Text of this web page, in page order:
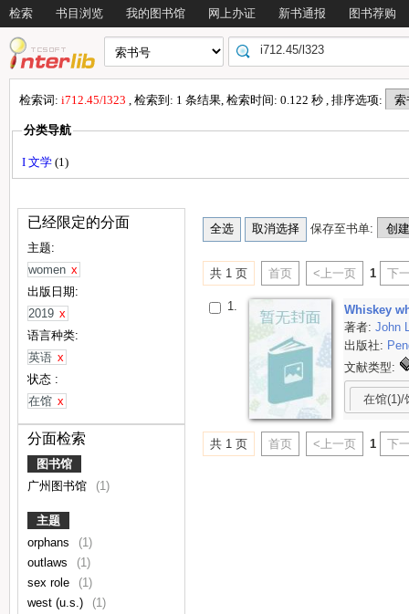
检索 书目浏览 我的图书馆 网上办证 新书通报 图书荐购
检索词: i712.45/l323 , 检索到: 1 条结果, 检索时间: 0.122 秒 , 排序选项:
分类导航
I 文学 (1)
已经限定的分面
主题:
women x
出版日期:
2019 x
语言种类:
英语 x
状态 :
在馆 x
分面检索
图书馆
广州图书馆
(1)
主题
orphans
(1)
outlaws
(1)
sex role
(1)
west (u.s.)
(1)
保存至书单:
共 1 页 首页 <上一页 1 下
1.
Whiskey
著者:John
出版社:
文献类型:
在馆(1)/
共 1 页 首页 <上一页 1 下